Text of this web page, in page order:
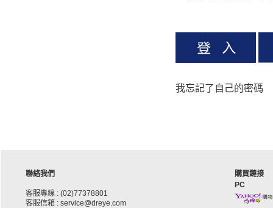
我忘記了自己的密碼
聯絡我們
客服專線 : (02)77378801
客服信箱 : service@dreye.com
購買鏈接
PC